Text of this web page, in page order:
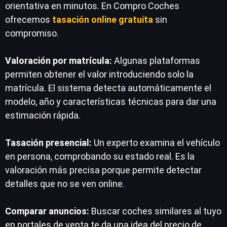
orientativa en minutos. En Compro Coches
ofrecemos tasación online gratuita sin
compromiso.
Valoración por matrícula: Algunas plataformas
permiten obtener el valor introduciendo solo la
matrícula. El sistema detecta automáticamente el
modelo, año y características técnicas para dar una
estimación rápida.
Tasación presencial: Un experto examina el vehículo
en persona, comprobando su estado real. Es la
valoración más precisa porque permite detectar
detalles que no se ven online.
Comparar anuncios: Buscar coches similares al tuyo